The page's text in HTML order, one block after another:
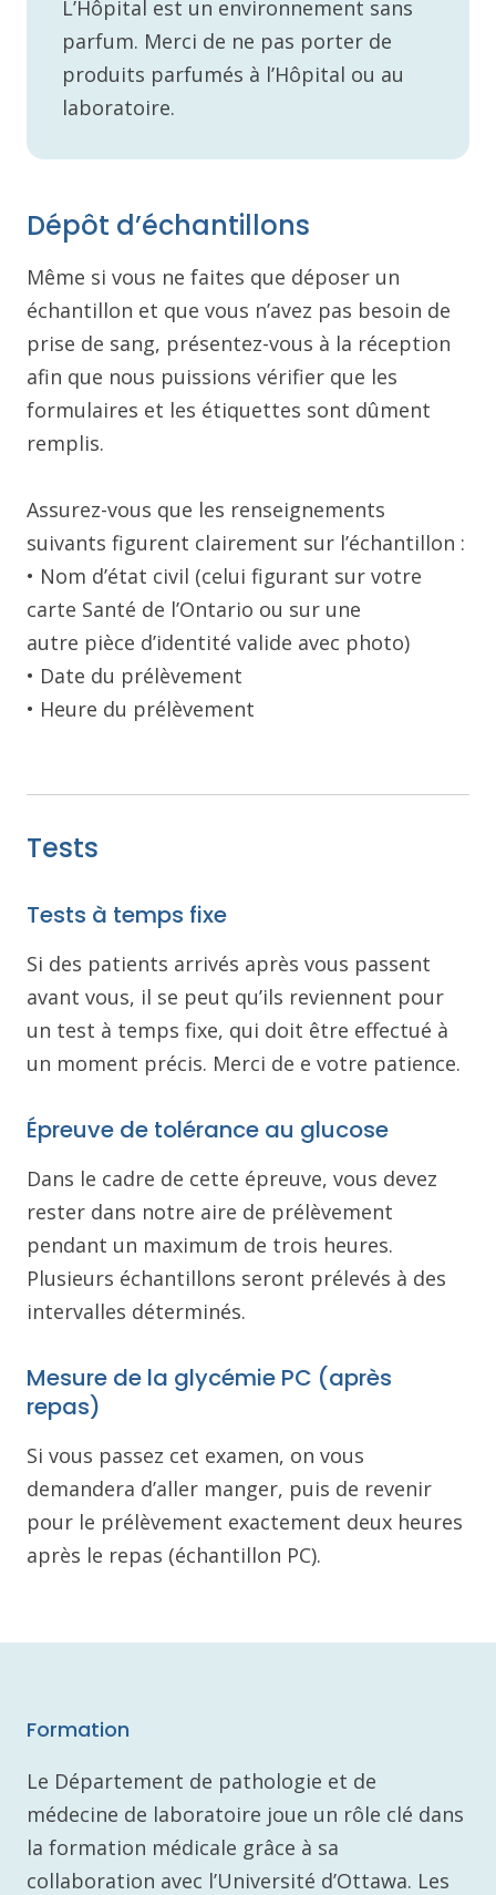
L’Hôpital est un environnement sans
parfum. Merci de ne pas porter de
produits parfumés à l’Hôpital ou au
laboratoire.
Dépôt d’échantillons
Même si vous ne faites que déposer un
échantillon et que vous n’avez pas besoin de
prise de sang, présentez-vous à la réception
afin que nous puissions vérifier que les
formulaires et les étiquettes sont dûment
remplis.
Assurez-vous que les renseignements
suivants figurent clairement sur l’échantillon :
• Nom d’état civil (celui figurant sur votre
carte Santé de l’Ontario ou sur une
autre pièce d’identité valide avec photo)
• Date du prélèvement
• Heure du prélèvement
Tests
Tests à temps fixe
Si des patients arrivés après vous passent
avant vous, il se peut qu’ils reviennent pour
un test à temps fixe, qui doit être effectué à
un moment précis. Merci de e votre patience.
Épreuve de tolérance au glucose
Dans le cadre de cette épreuve, vous devez
rester dans notre aire de prélèvement
pendant un maximum de trois heures.
Plusieurs échantillons seront prélevés à des
intervalles déterminés.
Mesure de la glycémie PC (après
repas)
Si vous passez cet examen, on vous
demandera d’aller manger, puis de revenir
pour le prélèvement exactement deux heures
après le repas (échantillon PC).
Formation
Le Département de pathologie et de
médecine de laboratoire joue un rôle clé dans
la formation médicale grâce à sa
collaboration avec l’Université d’Ottawa. Les